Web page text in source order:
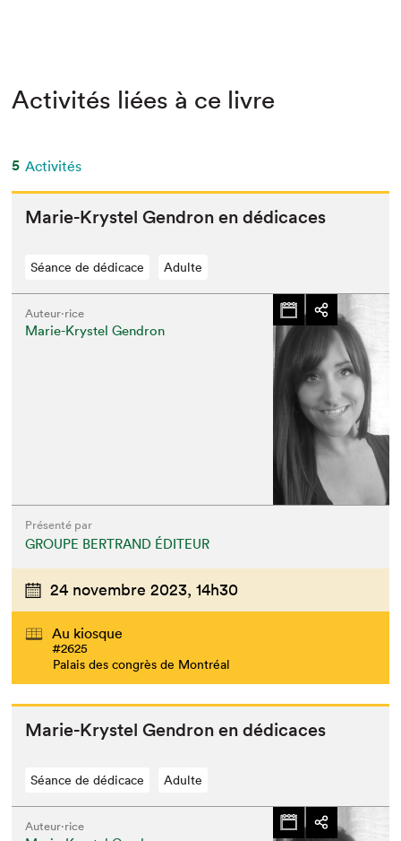
Activités liées à ce livre
5 Activités
Marie-Krys­tel Gen­dron en dédicaces
Séance de dédicace Adulte
Auteur·rice
Marie-Krystel Gendron
Présenté par
GROUPE BERTRAND ÉDITEUR
24 novembre 2023, 14h30
Au kiosque
#2625
Palais des congrès de Montréal
Marie-Krys­tel Gen­dron en dédicaces
Séance de dédicace Adulte
Auteur·rice